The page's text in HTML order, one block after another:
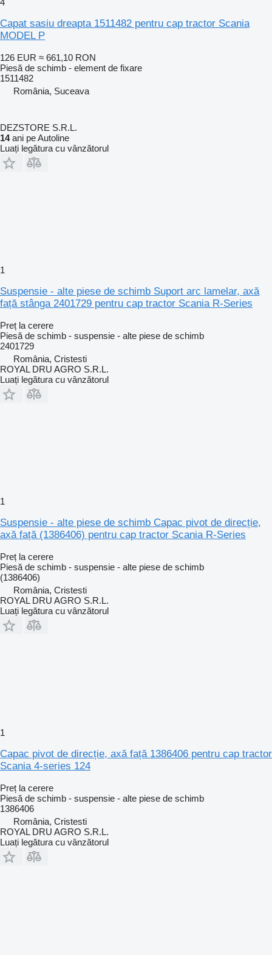
Capat sasiu dreapta 1511482 pentru cap tractor Scania
MODEL P
126 EUR ≈ 661,10 RON
Piesă de schimb - element de fixare
1511482
România, Suceava
DEZSTORE S.R.L.
14ani pe Autoline
Luați legătura cu vânzătorul
1
Suspensie - alte piese de schimb Suport arc lamelar, axă
față stânga 2401729 pentru cap tractor Scania R-Series
Preț la cerere
Piesă de schimb - suspensie - alte piese de schimb
2401729
România, Cristesti
ROYAL DRU AGRO S.R.L.
Luați legătura cu vânzătorul
1
Suspensie - alte piese de schimb Capac pivot de direcție,
axă față (1386406) pentru cap tractor Scania R-Series
Preț la cerere
Piesă de schimb - suspensie - alte piese de schimb
(1386406)
România, Cristesti
ROYAL DRU AGRO S.R.L.
Luați legătura cu vânzătorul
1
Capac pivot de direcție, axă față 1386406 pentru cap tractor
Scania 4-series 124
Preț la cerere
Piesă de schimb - suspensie - alte piese de schimb
1386406
România, Cristesti
ROYAL DRU AGRO S.R.L.
Luați legătura cu vânzătorul